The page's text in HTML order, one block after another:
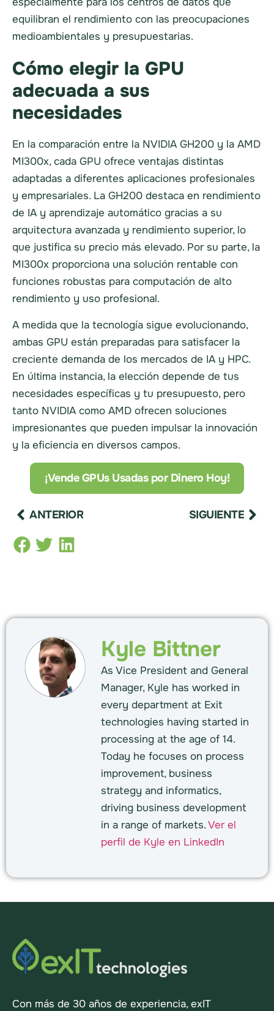
equilibran el rendimiento con las preocupaciones
medioambientales y presupuestarias.
Cómo elegir la GPU
adecuada a sus
necesidades
En la comparación entre la NVIDIA GH200 y la AMD
MI300x, cada GPU ofrece ventajas distintas
adaptadas a diferentes aplicaciones profesionales
y empresariales. La GH200 destaca en rendimiento
de IA y aprendizaje automático gracias a su
arquitectura avanzada y rendimiento superior, lo
que justifica su precio más elevado. Por su parte, la
MI300x proporciona una solución rentable con
funciones robustas para computación de alto
rendimiento y uso profesional.
A medida que la tecnología sigue evolucionando,
ambas GPU están preparadas para satisfacer la
creciente demanda de los mercados de IA y HPC.
En última instancia, la elección depende de tus
necesidades específicas y tu presupuesto, pero
tanto NVIDIA como AMD ofrecen soluciones
impresionantes que pueden impulsar la innovación
y la eficiencia en diversos campos.
¡Vende GPUs Usadas por Dinero Hoy!
ANTERIOR SIGUIENTE
Kyle Bittner
As Vice President and General
Manager, Kyle has worked in
every department at Exit
technologies having started in
processing at the age of 14.
Today he focuses on process
improvement, business
strategy and informatics,
driving business development
in a range of markets.Ver el
perfil de Kyle en LinkedIn
Con más de 30 años de experiencia, exIT